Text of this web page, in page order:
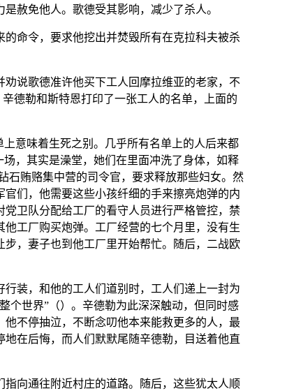
赦免他人。歌德受其影响，减少了杀人。
的命令，要求他挖出并焚毁所有在克拉科夫被杀
说歌德准许他买下工人回摩拉维亚的老家，不
德勒和斯特恩打印了一张工人的名单，上面的
意味着生死之别。几乎所有名单上的人后来都
场，其实是澡堂，她们在里面冲洗了身体，如释
石贿赂集中营的司令官，要求释放那些妇女。然
们，他需要这些小孩纤细的手来擦亮炮弹的内
党卫队分配给工厂的看守人员进行严格管控，禁
工厂购买炮弹。工厂经营的七个月里，没有生
，妻子也到他工厂里开始帮忙。随后， 二战欧
装，和他的工人们道别时，工人们递上一封为
个世界”（）。辛德勒为此深深触动，但同时感
不停抽泣，不断念叨他本来能救更多的人，最
在后悔，而人们默默尾随辛德勒，目送着他直
向通往附近村庄的道路。随后，这些犹太人顺